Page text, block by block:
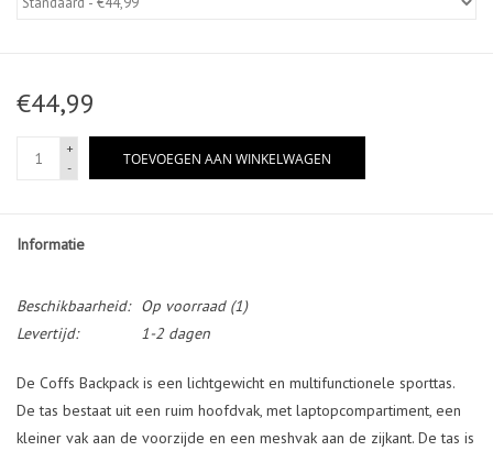
€44,99
+
-
TOEVOEGEN AAN WINKELWAGEN
Informatie
Beschikbaarheid: Op voorraad(1)
Levertijd:
1-2 dagen
De Coffs Backpack is een lichtgewicht en multifunctionele sporttas.
De tas bestaat uit een ruim hoofdvak, met laptopcompartiment, een
kleiner vak aan de voorzijde en een meshvak aan de zijkant. De tas is